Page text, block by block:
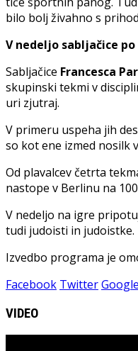
bilo bolj živahno s
V nedeljo sabljačice
Sabljačice Francesca
skupinski tekmi v
uri zjutraj.
V primeru uspeha jih
so kot ene izmed nosilk
Od plavalcev četrta
nastope v Berlinu na
V nedeljo na igre
tudi judoisti in judoistke.
Izvedbo programa je
Facebook Twitter
VIDEO